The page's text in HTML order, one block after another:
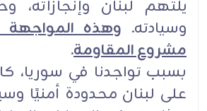
يلتهم لبنان وإنجازاته،
وسيادته. وهذه
مشروع المقاومة.
بسبب تواجدنا في سوريا،
على لبنان محدودة أمنيًا